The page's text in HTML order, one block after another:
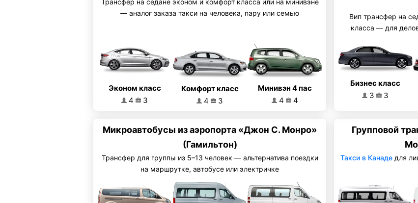
Трансфер на седане эконом и комфорт класса или на минивэне
— аналог заказа такси на человека, пару или семью
Эконом класс
4
3
Комфорт класс
4
3
Минивэн 4 пас
4
4
Вип трансфер на
класса — для
Бизнес класс
3
3
Микроавтобусы из аэропорта «Джон С. Монро»
(Гамильтон)
Трансфер для группы из 5–13 человек — альтернатива поездки
на маршрутке, автобусе или электричке
Групповой
Такси в Канаде для